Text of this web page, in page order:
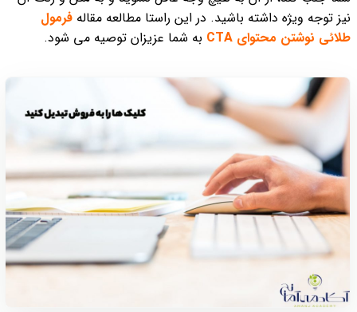
نیز توجه ویژه داشته باشید. در این راستا مطالعه مقاله فرمول
طلائی نوشتن محتوای CTA
به شما عزیزان توصیه می شود.